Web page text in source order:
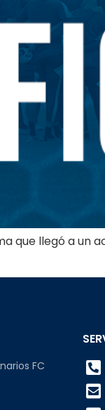
que llegó a un
FC